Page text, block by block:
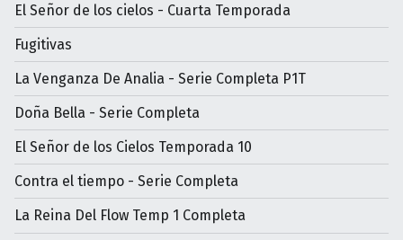
El Señor de los cielos - Cuarta Temporada
Fugitivas
La Venganza De Analia - Serie Completa P1T
Doña Bella - Serie Completa
El Señor de los Cielos Temporada 10
Contra el tiempo - Serie Completa
La Reina Del Flow Temp 1 Completa